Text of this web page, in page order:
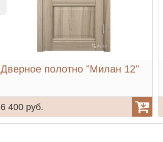
Дверное полотно "Милан 12"
6 400 руб.